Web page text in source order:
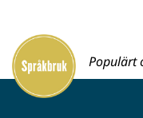
innehållet
Framsida
Populärt